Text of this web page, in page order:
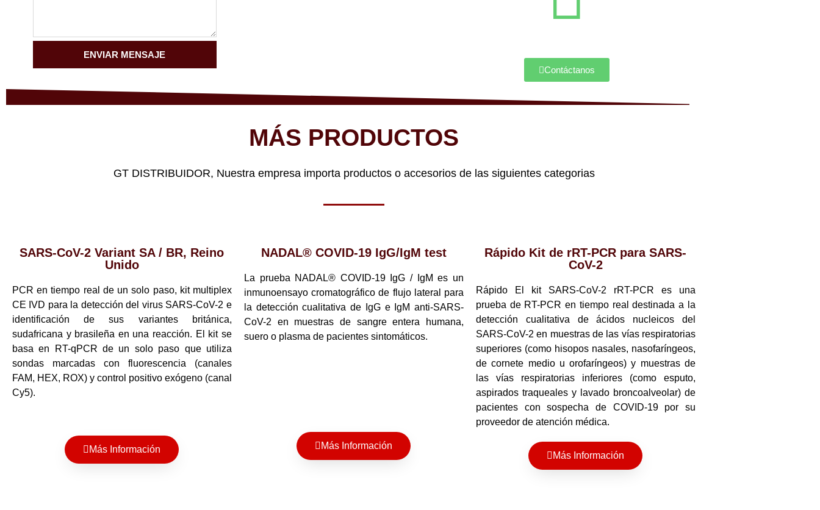
ENVIAR MENSAJE
Contáctanos
MÁS PRODUCTOS
GT DISTRIBUIDOR, Nuestra empresa importa productos o accesorios de las siguientes categorias
SARS-CoV-2 Variant SA / BR, Reino
Unido
PCR en tiempo real de un solo paso, kit multiplex
CE IVD para la detección del virus SARS-CoV-2 e
identificación de sus variantes británica,
sudafricana y brasileña en una reacción. El kit se
basa en RT-qPCR de un solo paso que utiliza
sondas marcadas con fluorescencia (canales
FAM, HEX, ROX) y control positivo exógeno (canal
Cy5).
Más Información
NADAL® COVID-19 IgG/IgM test
La prueba NADAL® COVID-19 IgG / IgM es un
inmunoensayo cromatográfico de flujo lateral para
la detección cualitativa de IgG e IgM anti-SARS-
CoV-2 en muestras de sangre entera humana,
suero o plasma de pacientes sintomáticos.
Más Información
Rápido Kit de rRT-PCR para SARS-
CoV-2
Rápido El kit SARS-CoV-2 rRT-PCR es una
prueba de RT-PCR en tiempo real destinada a la
detección cualitativa de ácidos nucleicos del
SARS-CoV-2 en muestras de las vías respiratorias
superiores (como hisopos nasales, nasofaríngeos,
de cornete medio u orofaríngeos) y muestras de
las vías respiratorias inferiores (como esputo,
aspirados traqueales y lavado broncoalveolar) de
pacientes con sospecha de COVID-19 por su
proveedor de atención médica.
Más Información